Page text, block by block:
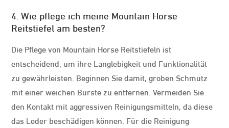
4. Wie pflege ich meine Mountain Horse
Reitstiefel am besten?
Die Pflege von Mountain Horse Reitstiefeln ist
entscheidend, um ihre Langlebigkeit und Funktionalität
zu gewährleisten. Beginnen Sie damit, groben Schmutz
mit einer weichen Bürste zu entfernen. Vermeiden Sie
den Kontakt mit aggressiven Reinigungsmitteln, da diese
das Leder beschädigen können. Für die Reinigung